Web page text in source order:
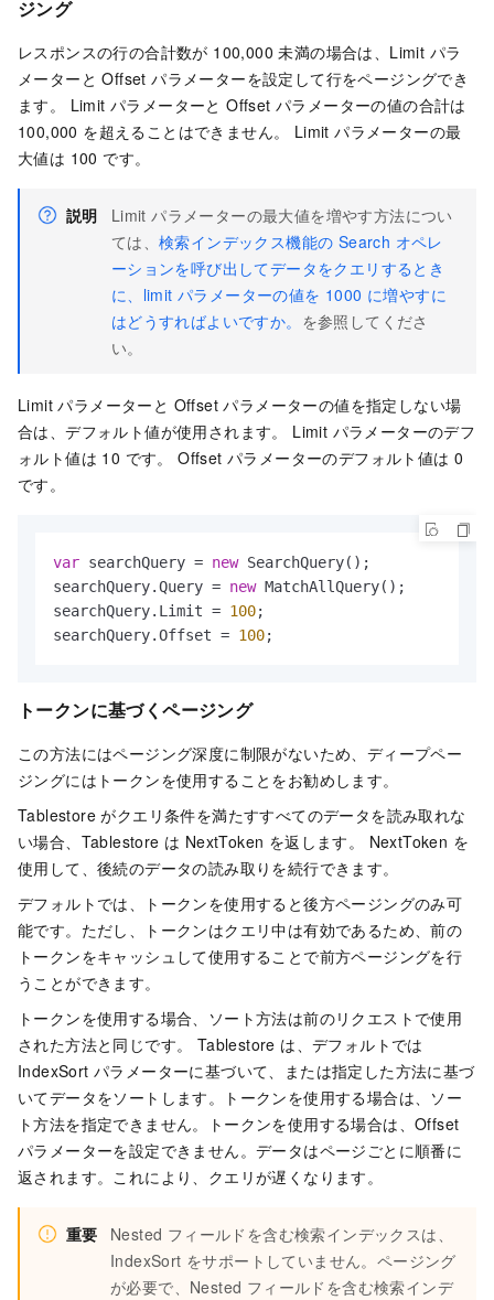
ジング
レスポンスの行の合計数が 100,000 未満の場合は、Limit パラ
メーターと Offset パラメーターを設定して行をページングでき
ます。 Limit パラメーターと Offset パラメーターの値の合計は
100,000 を超えることはできません。 Limit パラメーターの最
大値は 100 です。
説明
Limit パラメーターの最大値を増やす方法につい
ては、検索インデックス機能の Search オペレ
ーションを呼び出してデータをクエリするとき
に、limit パラメーターの値を 1000 に増やすに
はどうすればよいですか。 を参照してくださ
い。
Limit パラメーターと Offset パラメーターの値を指定しない場
合は、デフォルト値が使用されます。 Limit パラメーターのデフ
ォルト値は 10 です。 Offset パラメーターのデフォルト値は 0
です。
var searchQuery = new SearchQuery();
searchQuery.Query = new MatchAllQuery();
searchQuery.Limit = 100;
searchQuery.Offset = 100;
トークンに基づくページング
この方法にはページング深度に制限がないため、ディープペー
ジングにはトークンを使用することをお勧めします。
Tablestore がクエリ条件を満たすすべてのデータを読み取れな
い場合、Tablestore は NextToken を返します。 NextToken を
使用して、後続のデータの読み取りを続行できます。
デフォルトでは、トークンを使用すると後方ページングのみ可
能です。ただし、トークンはクエリ中は有効であるため、前の
トークンをキャッシュして使用することで前方ページングを行
うことができます。
トークンを使用する場合、ソート方法は前のリクエストで使用
された方法と同じです。 Tablestore は、デフォルトでは
IndexSort パラメーターに基づいて、または指定した方法に基づ
いてデータをソートします。トークンを使用する場合は、ソー
ト方法を指定できません。トークンを使用する場合は、Offset
パラメーターを設定できません。データはページごとに順番に
返されます。これにより、クエリが遅くなります。
重要
Nested フィールドを含む検索インデックスは、
IndexSort をサポートしていません。ページング
が必要で、Nested フィールドを含む検索インデ